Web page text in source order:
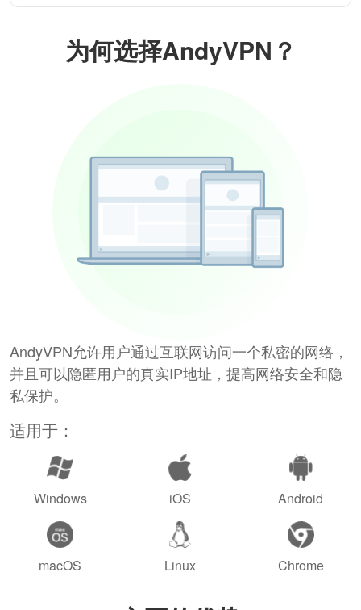
为何选择AndyVPN？
AndyVPN允许用户通过互联网访问一个私密的网络，
并且可以隐匿用户的真实IP地址，提高网络安全和隐
私保护。
适用于：
Windows iOS Android
macOS Linux Chrome